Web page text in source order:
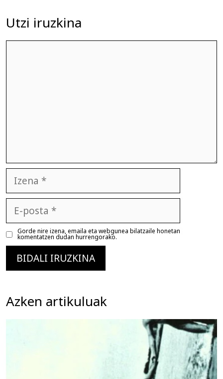
Utzi iruzkina
posta
Gorde nire izena, emaila eta webgunea bilatzaile honetan
komentatzen dudan hurrengorako.
Azken artikuluak